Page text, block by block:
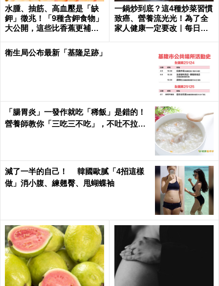
水腫、抽筋、高血壓是「缺
鉀」徵兆！「9種含鉀食物」
大公開，這些比香蕉更補鉀
一鍋炒到底？這4種炒菜習慣
致癌、營養流光光！為了全
家人健康一定要改｜每日健
衛生局公布最新「基隆足跡」
「腸胃炎」一發作就吃「稀飯」是錯的！
營養師教你「三吃三不吃」，不吐不拉、
減了一半的自己！ 韓國歐膩「4招這樣
做」消小腹、練翹臀、甩蝴蝶袖